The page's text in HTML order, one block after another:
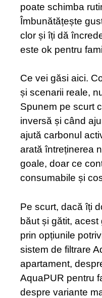
poate schimba
Îmbunătățește
clor și îți dă
este ok pentru
Ce vei găsi aici.
și scenarii reale,
Spunem pe scurt
inversă și când
ajută carbonul
arată întreținerea
goale, doar ce
consumabile și
Pe scurt, dacă îți
băut și gătit,
prin opțiunile
sistem de filtrare
apartament,
AquaPUR pentru
despre variante